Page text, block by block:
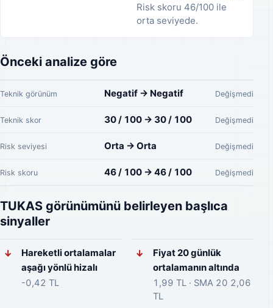
Risk skoru 46/100 ile
orta seviyede.
Önceki analize göre
Teknik görünüm Negatif → Negatif Değişmedi
Teknik skor 30 / 100 → 30 / 100 Değişmedi
Risk seviyesi Orta → Orta Değişmedi
Risk skoru 46 / 100 → 46 / 100 Değişmedi
TUKAS görünümünü belirleyen başlıca
sinyaller
↓
Hareketli ortalamalar
aşağı yönlü hizalı
-0,42 TL
↓
Fiyat 20 günlük
ortalamanın altında
1,99 TL · SMA 20 2,06
TL